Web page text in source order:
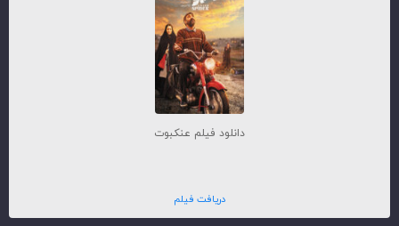
دانلود فیلم عنکبوت
دریافت فیلم